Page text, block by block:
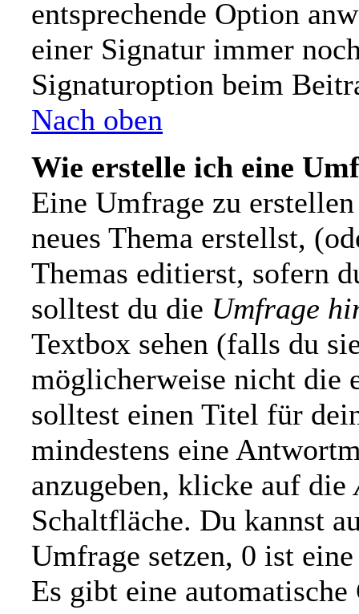
entsprechende Option
einer Signatur immer
Signaturoption beim
Nach oben
Wie erstelle ich eine
Eine Umfrage zu
neues Thema erstellst,
Themas editierst, sofern
solltest du die Umfrage
Textbox sehen (falls du
möglicherweise nicht die
solltest einen Titel für
mindestens eine
anzugeben, klicke auf die
Schaltfläche. Du kannst
Umfrage setzen, 0 ist
Es gibt eine